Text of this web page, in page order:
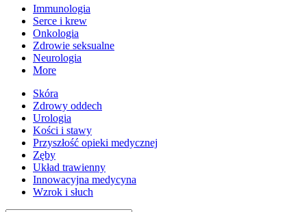
Immunologia
Serce i krew
Onkologia
Zdrowie seksualne
Neurologia
More
Skóra
Zdrowy oddech
Urologia
Kości i stawy
Przyszłość opieki medycznej
Zęby
Układ trawienny
Innowacyjna medycyna
Wzrok i słuch